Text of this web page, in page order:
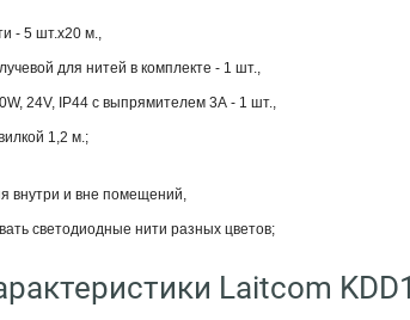
- 5 шт.x20 м.,
для нитей в комплекте - 1 шт.,
24V, IP44 с выпрямителем 3А - 1 шт.,
1,2 м.;
внутри и вне помещений,
светодиодные нити разных цветов;
Laitcom